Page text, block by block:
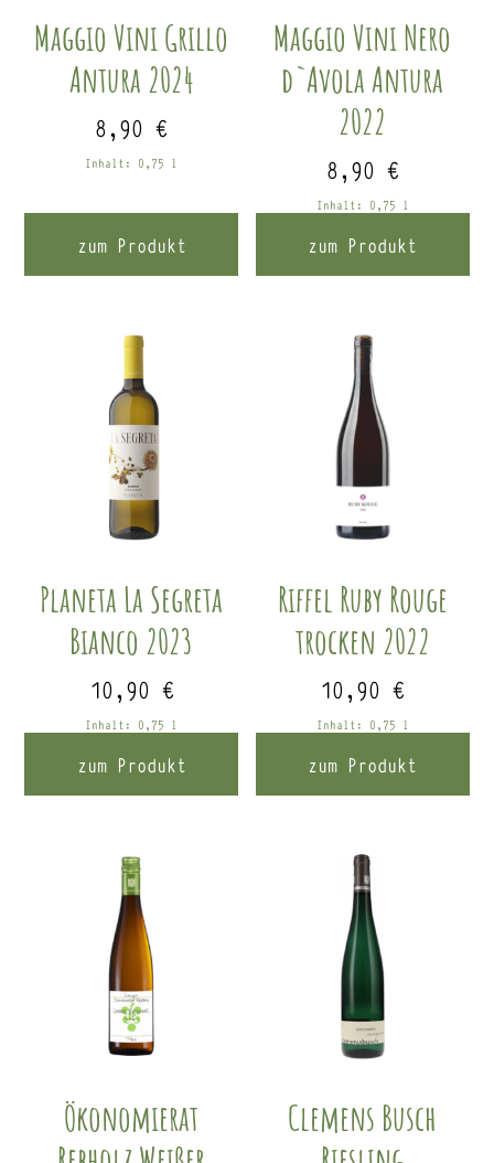
Maggio Vini Grillo
Antura 2024
8,90€
Inhalt: 0,75 l
zum Produkt
Maggio Vini Nero
d`Avola Antura
2022
8,90 €
Inhalt: 0,75 l
zum Produkt
Planeta La Segreta
Bianco 2023
10,90 €
Inhalt: 0,75 l
zum Produkt
Riffel Ruby Rouge
trocken 2022
10,90€
Inhalt: 0,75 l
zum Produkt
Ökonomierat
Clemens Busch